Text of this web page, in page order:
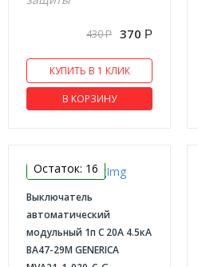
430Р 370 Р
КУПИТЬ В 1 КЛИК
В КОРЗИНУ
Остаток: 16
Выключатель
автоматический
модульный 1п C 20А 4.5кА
ВА47-29М GENERICA